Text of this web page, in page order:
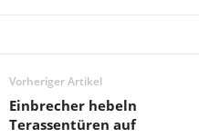
Vorheriger Artikel
Einbrecher hebeln
Terassentüren auf